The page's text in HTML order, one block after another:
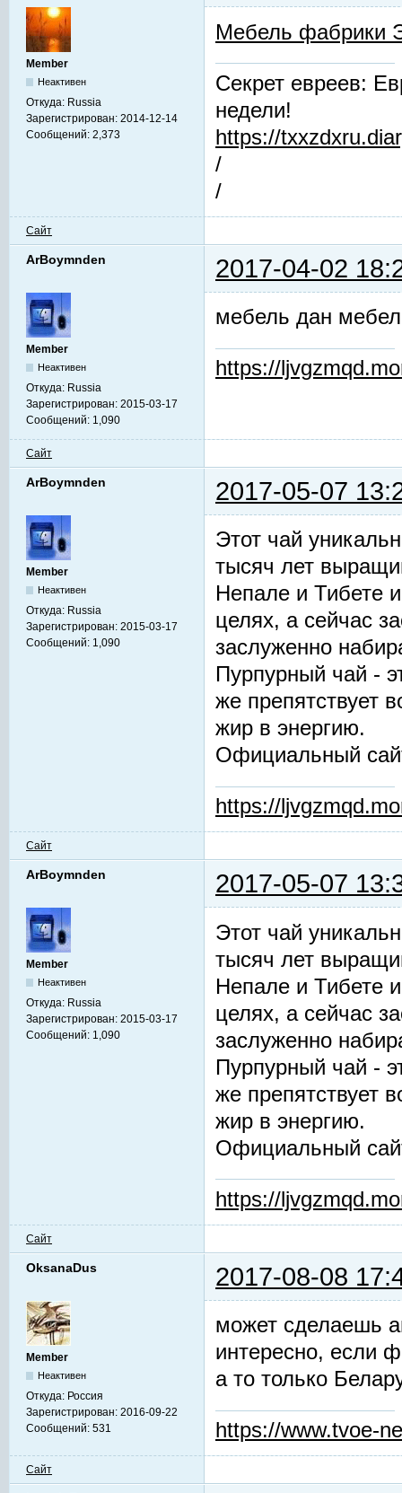
Member
Неактивен
Откуда: Russia
Зарегистрирован: 2014-12-14
Сообщений: 2,373
Мебель фабрики
Секрет евреев:
недели!
https://
/
/
Сайт
ArBoymnden 2017-04-02
Member
Неактивен
Откуда: Russia
Зарегистрирован: 2015-03-17
Сообщений: 1,090
мебель дан
https://
Сайт
ArBoymnden 2017-05-07
Member
Неактивен
Откуда: Russia
Зарегистрирован: 2015-03-17
Сообщений: 1,090
Этот чай
тысяч лет
Непале и Тибете
целях, а сейчас
заслуженно
Пурпурный чай -
же препятствует
жир в энергию.
Официальный
https://
Сайт
ArBoymnden 2017-05-07
Member
Неактивен
Откуда: Russia
Зарегистрирован: 2015-03-17
Сообщений: 1,090
Этот чай
тысяч лет
Непале и Тибете
целях, а сейчас
заслуженно
Пурпурный чай -
же препятствует
жир в энергию.
Официальный
https://
Сайт
OksanaDus 2017-08-08
Member
Неактивен
Откуда: Россия
Зарегистрирован: 2016-09-22
Сообщений: 531
может сделаешь
интересно, если
а то только
https://www.tvoe-
Сайт